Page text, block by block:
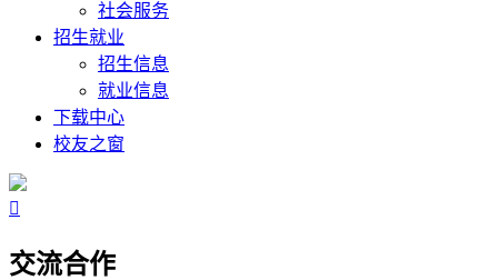
社会服务
招生就业
招生信息
就业信息
下载中心
校友之窗

交流合作